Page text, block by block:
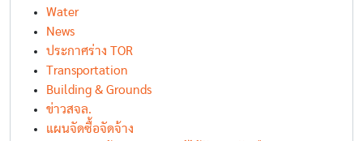
Water
News
ประกาศร่าง TOR
Transportation
Building & Grounds
ข่าวสจล.
แผนจัดซื้อจัดจ้าง